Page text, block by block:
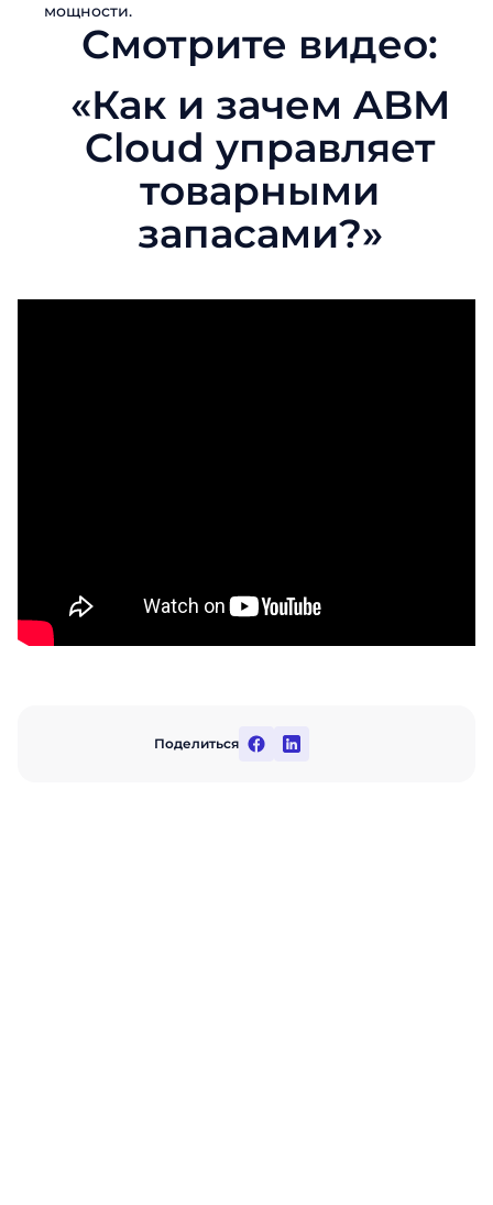
мощности.
Смотрите видео:
«Как и зачем ABM
Cloud управляет
товарными
запасами?»
Поделиться